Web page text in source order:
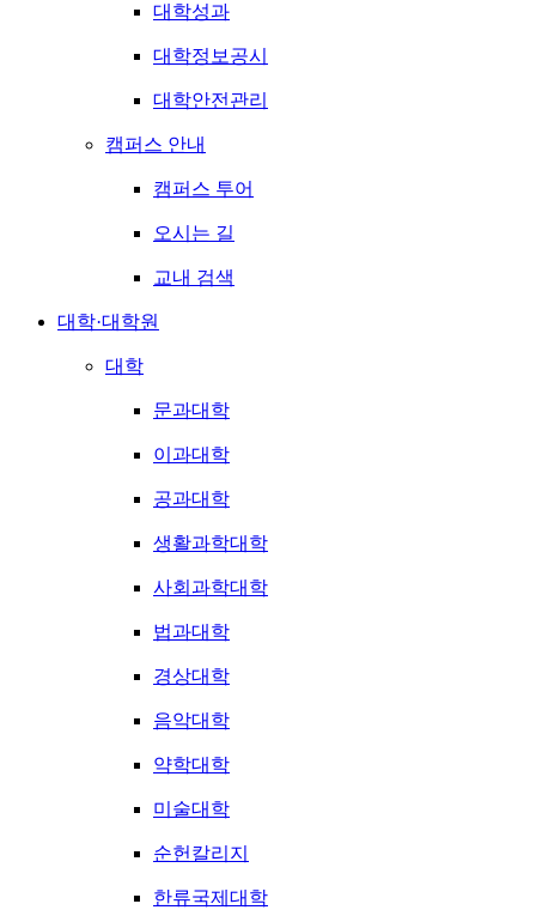
대학성과
대학정보공시
대학안전관리
캠퍼스 안내
캠퍼스 투어
오시는 길
교내 검색
대학·대학원
대학
문과대학
이과대학
공과대학
생활과학대학
사회과학대학
법과대학
경상대학
음악대학
약학대학
미술대학
순헌칼리지
한류국제대학